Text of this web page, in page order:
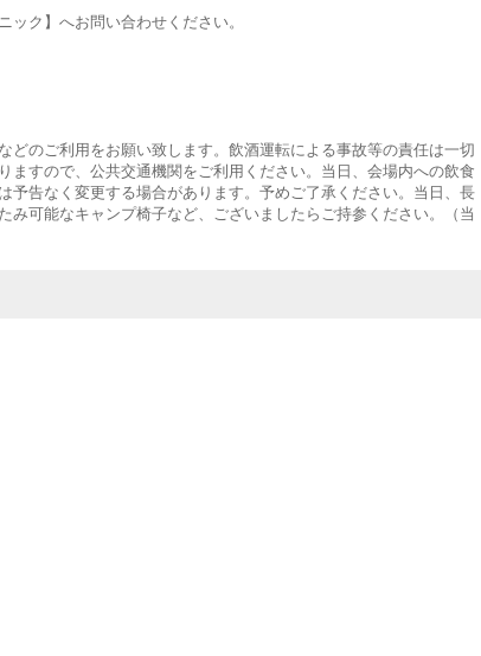
ック】へお問い合わせください。
どのご利用をお願い致します。飲酒運転による事故等の責任は一切
ますので、公共交通機関をご利用ください。当日、会場内への飲食
予告なく変更する場合があります。予めご了承ください。当日、長
み可能なキャンプ椅子など、ございましたらご持参ください。（当